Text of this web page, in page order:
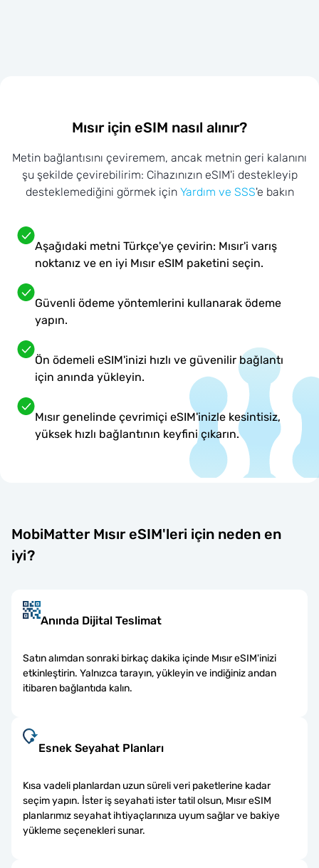
Mısır için eSIM nasıl alınır?
Metin bağlantısını çeviremem, ancak metnin geri kalanını
şu şekilde çevirebilirim: Cihazınızın eSIM'i destekleyip
desteklemediğini görmek için Yardım ve SSS'e bakın
Aşağıdaki metni Türkçe'ye çevirin: Mısır'i varış
noktanız ve en iyi Mısır eSIM paketini seçin.
Güvenli ödeme yöntemlerini kullanarak ödeme
yapın.
Ön ödemeli eSIM'inizi hızlı ve güvenilir bağlantı
için anında yükleyin.
Mısır genelinde çevrimiçi eSIM'inizle kesintisiz,
yüksek hızlı bağlantının keyfini çıkarın.
MobiMatter Mısır eSIM'leri için neden en
iyi?
Anında Dijital Teslimat
Satın alımdan sonraki birkaç dakika içinde Mısır eSIM'inizi
etkinleştirin. Yalnızca tarayın, yükleyin ve indiğiniz andan
itibaren bağlantıda kalın.
Esnek Seyahat Planları
Kısa vadeli planlardan uzun süreli veri paketlerine kadar
seçim yapın. İster iş seyahati ister tatil olsun, Mısır eSIM
planlarımız seyahat ihtiyaçlarınıza uyum sağlar ve bakiye
yükleme seçenekleri sunar.